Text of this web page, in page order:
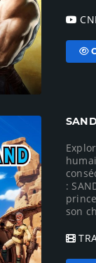
:
son